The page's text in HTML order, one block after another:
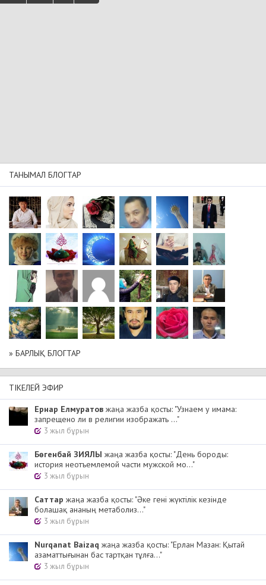
ТАНЫМАЛ БЛОГТАР
» БАРЛЫҚ БЛОГТАР
ТІКЕЛЕЙ ЭФИР
Ернар Елмуратов жаңа жазба қосты: "Узнаем у имама:
запрещено ли в религии изображать ..."
3 жыл бұрын
Бөгенбай ЗИЯЛЫ жаңа жазба қосты: "День бороды:
история неотъемлемой части мужской мо..."
3 жыл бұрын
Cаттар жаңа жазба қосты: "Әке гені жүктілік кезінде
болашақ ананың метаболиз..."
3 жыл бұрын
Nurqanat Baizaq жаңа жазба қосты: "Ерлан Мазан: Қытай
азаматтығынан бас тартқан тұлға..."
3 жыл бұрын